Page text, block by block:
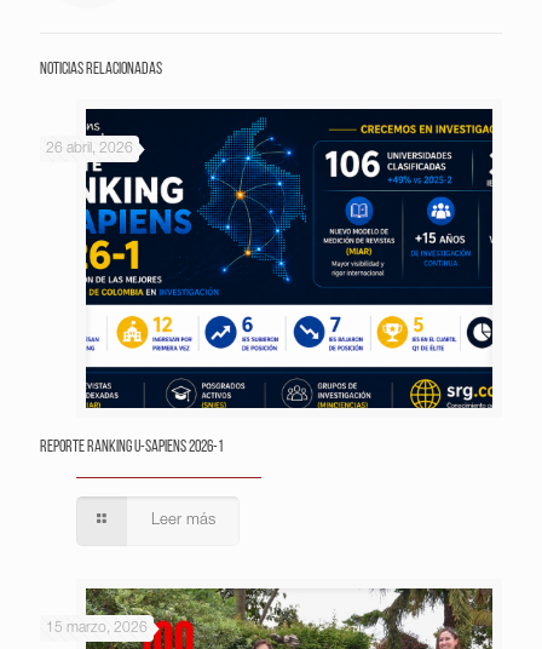
Noticias relacionadas
26 abril, 2026
Reporte Ranking U-Sapiens 2026-1
Leer más
15 marzo, 2026